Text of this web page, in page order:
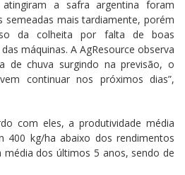
a safra argentina foram
semeadas mais tardiamente, porém
da colheita por falta de boas
máquinas. A AgResource observa
de chuva surgindo na previsão, o
continuar nos próximos dias”,
com eles, a produtividade média
400 kg/ha abaixo dos rendimentos
dos últimos 5 anos, sendo de